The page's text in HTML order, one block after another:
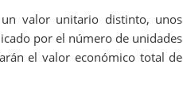
valor unitario distinto, unos
por el número de unidades
el valor económico total de